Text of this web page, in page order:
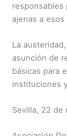
responsables
ajenas a
La
asunción de
básicas para
instituciones
Sevilla, 22 de